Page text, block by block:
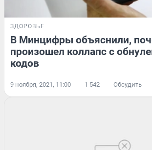
ЗДОРОВЬЕ
В Минцифры объяснили,
произошел коллапс с
кодов
9 ноября, 2021, 11:00 1 542 Обсудить